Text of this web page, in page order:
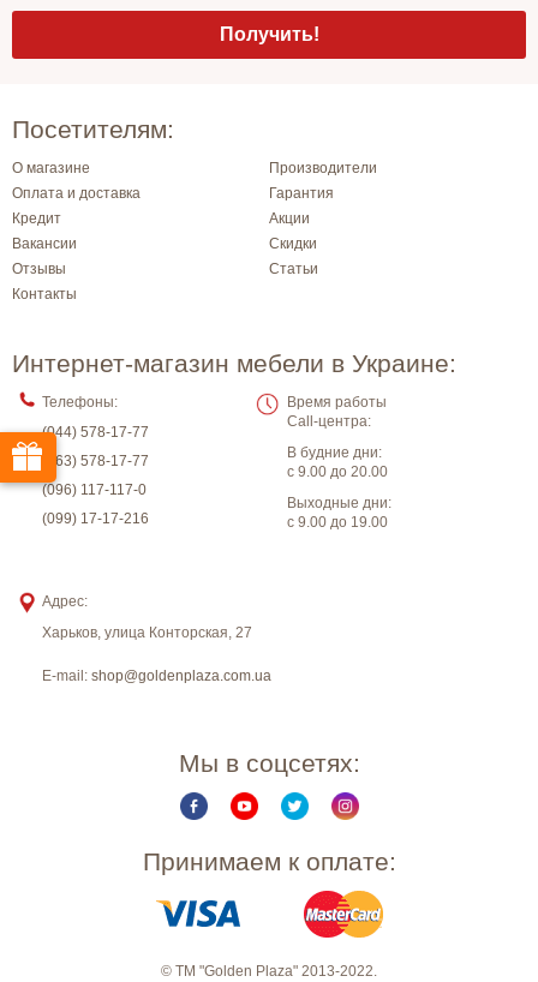
Посетителям:
О магазине
Производители
Оплата и доставка
Гарантия
Кредит
Акции
Вакансии
Скидки
Отзывы
Статьи
Контакты
Интернет-магазин мебели в Украине:
Телефоны:
(044) 578-17-77
(063) 578-17-77
(096) 117-117-0
(099) 17-17-216
Время работы
Call-центра:
В будние дни:
с 9.00 до 20.00
Выходные дни:
с 9.00 до 19.00
Адрес:
Харьков, улица Конторская, 27
E-mail: shop@goldenplaza.com.ua
Мы в соцсетях:
Принимаем к оплате:
© ТМ "Golden Plaza" 2013-2022.